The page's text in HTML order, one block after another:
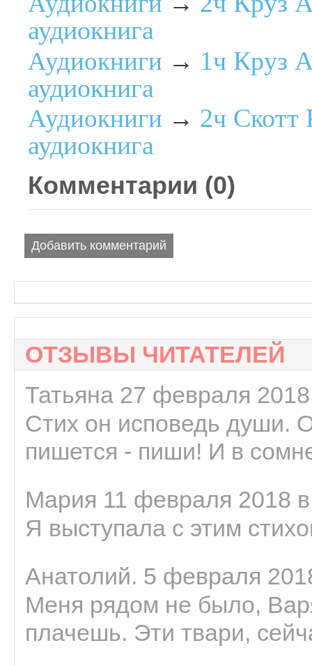
аудиокнига
Аудиокниги → 1ч Круз
аудиокнига
Аудиокниги → 2ч
аудиокнига
Комментарии (0)
Добавить комментарий
ОТЗЫВЫ ЧИТАТЕЛЕЙ
Татьяна 27 февраля
Стих он исповедь души.
пишется - пиши! И в
Мария 11 февраля 2018
Я выступала с этим
Анатолий. 5 февраля
Меня рядом не было,
плачешь. Эти твари,